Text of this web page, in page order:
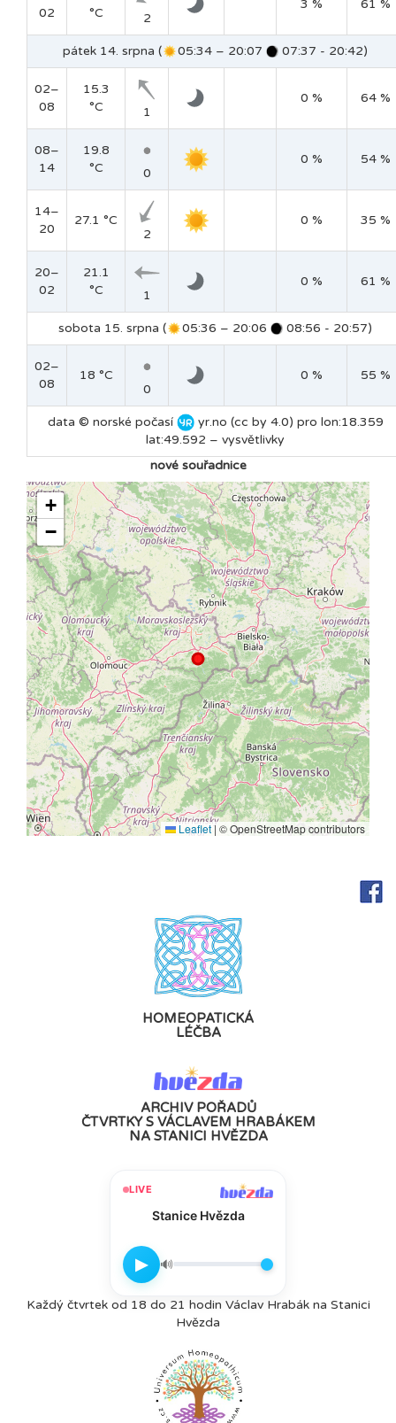
02
°C
2
3 % 61 %
pátek 14. srpna ( 05:34 – 20:07 07:37 - 20:42)
02–
08
15.3
°C
1
0 % 64 %
08–
14
19.8
°C
0
0 % 54 %
14–
20
27.1 °C
2
0 % 35 %
20–
02
21.1
°C
1
0 % 61 %
sobota 15. srpna ( 05:36 – 20:06 08:56 - 20:57)
02–
08
18 °C
0
0 % 55 %
data © norské počasí
yr.no (cc by 4.0) pro lon:18.359
lat:49.592 – vysvětlivky
nové souřadnice
+
−
Leaflet|© OpenStreetMap contributors
HOMEOPATICKÁ
LÉČBA
ARCHIV POŘADŮ
ČTVRTKY S VÁCLAVEM HRABÁKEM
NA STANICI HVĚZDA
LIVE
Stanice Hvězda
▶ 🔊
Každý čtvrtek od 18 do 21 hodin Václav Hrabák na Stanici
Hvězda